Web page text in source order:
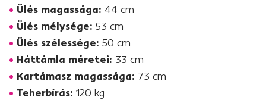
Ülés magassága: 44 cm
Ülés mélysége: 53 cm
Ülés szélessége: 50 cm
Háttámla méretei: 33 cm
Kartámasz magassága: 73 cm
Teherbírás: 120 kg